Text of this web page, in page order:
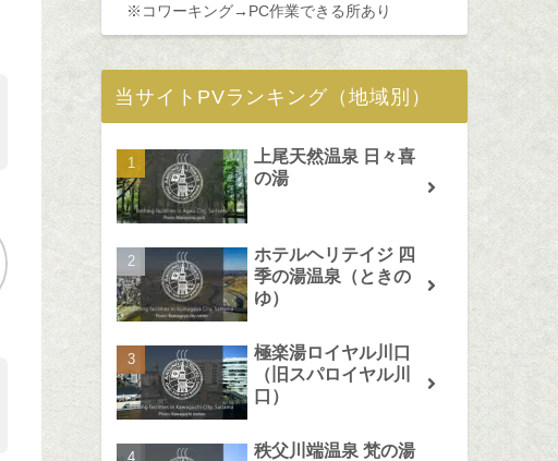
※コワーキング→ PC作業できる所あり
当サイトPVランキング（地域別）
上尾天然温泉 日々喜
の湯
ホテルヘリテイジ 四
季の湯温泉（ときの
ゆ）
極楽湯ロイヤル川口
（旧スパロイヤル川
口）
秩父川端温泉 梵の湯